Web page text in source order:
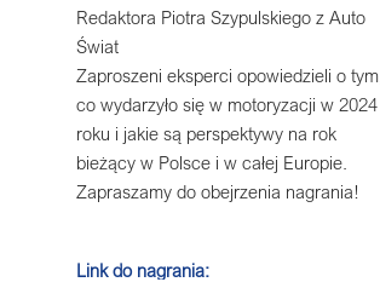
Redaktora Piotra Szypulskiego z Auto
Świat
Zaproszeni eksperci opowiedzieli o tym,
co wydarzyło się w motoryzacji w 2024
roku i jakie są perspektywy na rok
bieżący w Polsce i w całej Europie.
Zapraszamy do obejrzenia nagrania!
Link do nagrania: